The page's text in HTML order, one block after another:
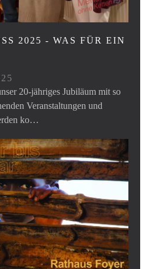
2025 - WAS FÜR EIN
20-jähriges Jubiläum mit so
Veranstaltungen und
ko…